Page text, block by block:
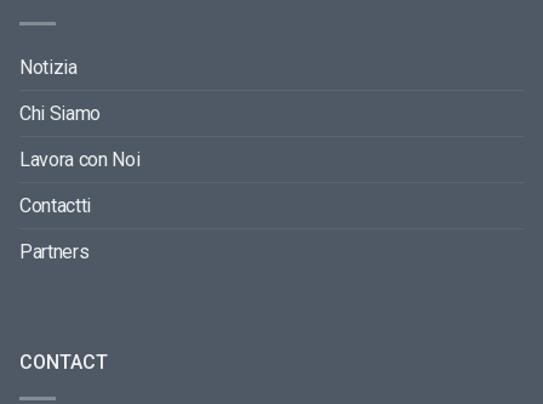
Notizia
Chi Siamo
Lavora con Noi
Contactti
Partners
CONTACT